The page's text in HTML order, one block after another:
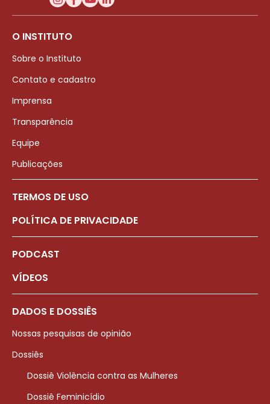
O INSTITUTO
Sobre o Instituto
Contato e cadastro
Imprensa
Transparência
Equipe
Publicações
TERMOS DE USO
POLÍTICA DE PRIVACIDADE
PODCAST
VÍDEOS
DADOS E DOSSIÊS
Nossas pesquisas de opinião
Dossiês
Dossiê Violência contra as Mulheres
Dossiê Feminicídio